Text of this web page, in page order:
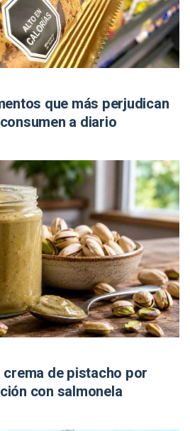
que más perjudican
a diario
de pistacho por
con salmonela